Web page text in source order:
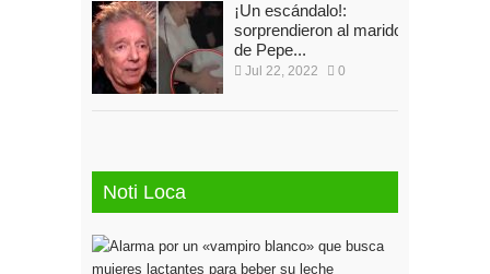
¡Un escándalo!:
sorprendieron al marido
de Pepe...
Jul 22, 2022 0
Noti Loca